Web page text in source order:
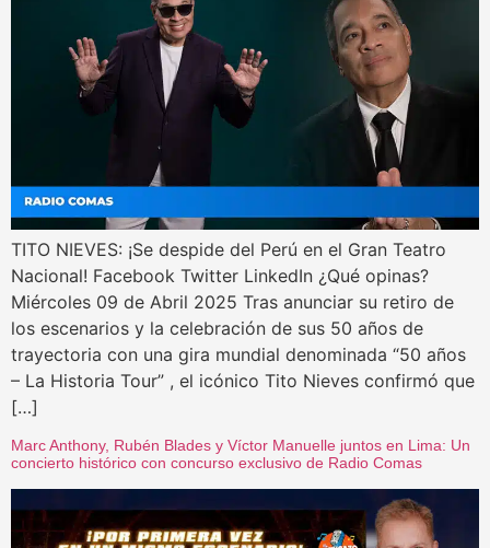
TITO NIEVES: ¡Se despide del Perú en el Gran Teatro
Nacional! Facebook Twitter LinkedIn ¿Qué opinas?
Miércoles 09 de Abril 2025 Tras anunciar su retiro de
los escenarios y la celebración de sus 50 años de
trayectoria con una gira mundial denominada “50 años
– La Historia Tour” , el icónico Tito Nieves confirmó que
[…]
Marc Anthony, Rubén Blades y Víctor Manuelle juntos en Lima: Un
concierto histórico con concurso exclusivo de Radio Comas